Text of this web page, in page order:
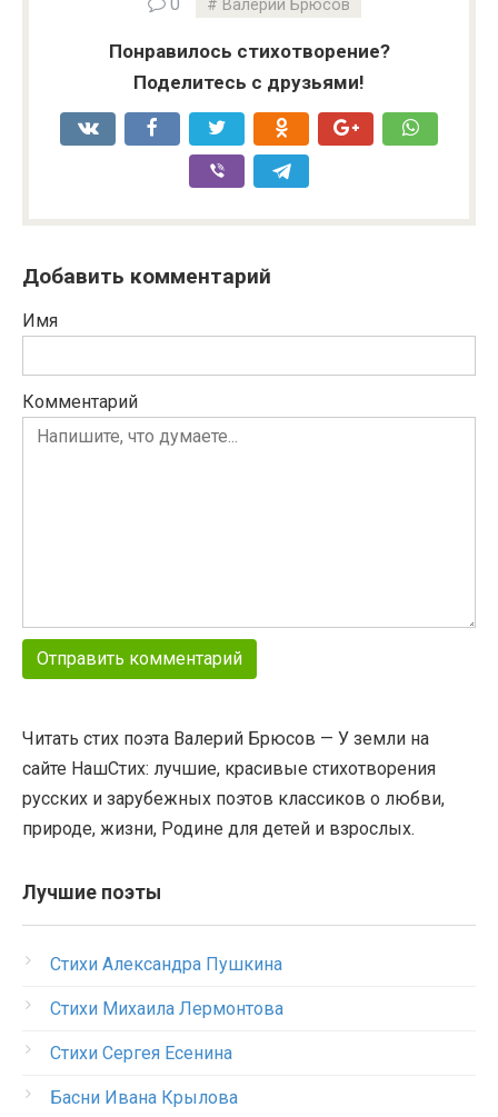
Валерий Брюсов
Понравилось стихотворение?
Поделитесь с друзьями!
Добавить комментарий
Имя
Комментарий
Читать стих поэта Валерий Брюсов — У земли на
сайте НашСтих: лучшие, красивые стихотворения
русских и зарубежных поэтов классиков о любви,
природе, жизни, Родине для детей и взрослых.
Лучшие поэты
Стихи Александра Пушкина
Стихи Михаила Лермонтова
Стихи Сергея Есенина
Басни Ивана Крылова